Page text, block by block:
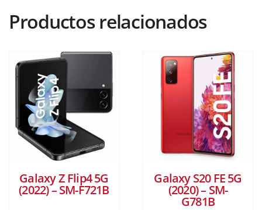
Productos relacionados
Galaxy Z Flip4 5G
(2022) – SM-F721B
Galaxy S20 FE 5G
(2020) – SM-
G781B